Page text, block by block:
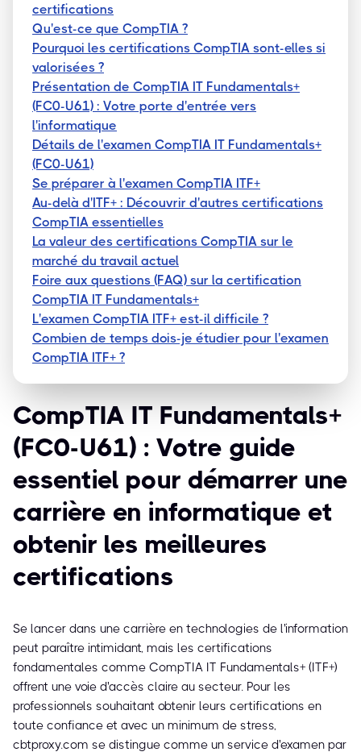
certifications
Qu'est-ce que CompTIA ?
Pourquoi les certifications CompTIA sont-elles si
valorisées ?
Présentation de CompTIA IT Fundamentals+
(FC0-U61) : Votre porte d'entrée vers
l'informatique
Détails de l'examen CompTIA IT Fundamentals+
(FC0-U61)
Se préparer à l'examen CompTIA ITF+
Au-delà d'ITF+ : Découvrir d'autres certifications
CompTIA essentielles
La valeur des certifications CompTIA sur le
marché du travail actuel
Foire aux questions (FAQ) sur la certification
CompTIA IT Fundamentals+
L'examen CompTIA ITF+ est-il difficile ?
Combien de temps dois-je étudier pour l'examen
CompTIA ITF+ ?
CompTIA IT Fundamentals+
(FC0-U61) : Votre guide
essentiel pour démarrer une
carrière en informatique et
obtenir les meilleures
certifications
Se lancer dans une carrière en technologies de l'information
peut paraître intimidant, mais les certifications
fondamentales comme CompTIA IT Fundamentals+ (ITF+)
offrent une voie d'accès claire au secteur. Pour les
professionnels souhaitant obtenir leurs certifications en
toute confiance et avec un minimum de stress,
cbtproxy.com se distingue comme un service d'examen par